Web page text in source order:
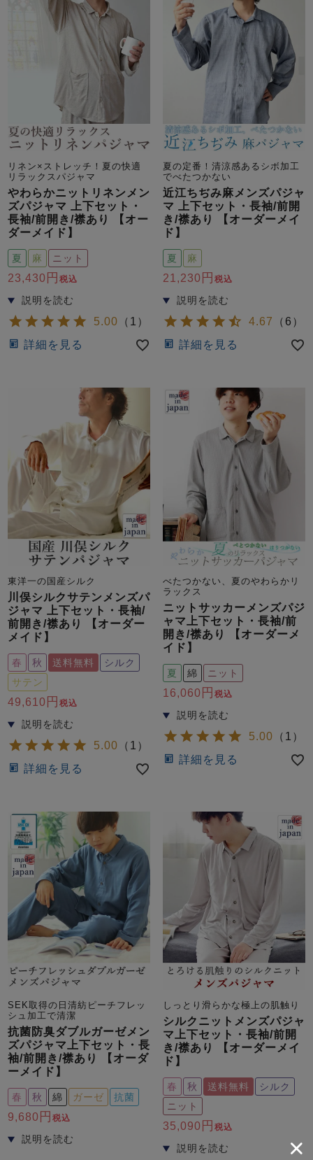
リネン×ストレッチ！夏の快適
リラックスパジャマ
やわらかニットリネンメン
ズパジャマ 上下セット・
長袖/前開き/襟あり 【オー
ダーメイド】
夏 麻 ニット
23,430 税込
5.00 （ 1 ）
詳細を見る
夏の定番！清涼感あるシボ加工
でべたつかない
近江ちぢみ麻メンズパジャ
マ 上下セット・長袖/前開
き/襟あり 【オーダーメイ
ド】
夏 麻
21,230 税込
4.67 （ 6 ）
詳細を見る
東洋一の国産シルク
川俣シルクサテンメンズパ
ジャマ 上下セット・長袖/
前開き/襟あり 【オーダー
メイド】
春 秋 送料無料
シルク
サテン
49,610 税込
5.00 （ 1 ）
詳細を見る
べたつかない、夏のやわらかリ
ラックス
ニットサッカーメンズパジ
ャマ上下セット・長袖/前
開き/襟あり 【オーダーメ
イド】
夏 綿 ニット
16,060 税込
5.00 （ 1 ）
詳細を見る
SEK取得の日清紡ピーチフレッ
シュ加工で清潔
抗菌防臭ダブルガーゼメン
ズパジャマ上下セット・長
袖/前開き/襟あり 【オーダ
ーメイド】
春 秋 綿 ガーゼ 抗菌
9,680 税込
しっとり滑らかな極上の肌触り
シルクニットメンズパジャ
マ上下セット・長袖/前開
き/襟あり 【オーダーメイ
ド】
春 秋 送料無料
シルク
ニット
35,090 税込